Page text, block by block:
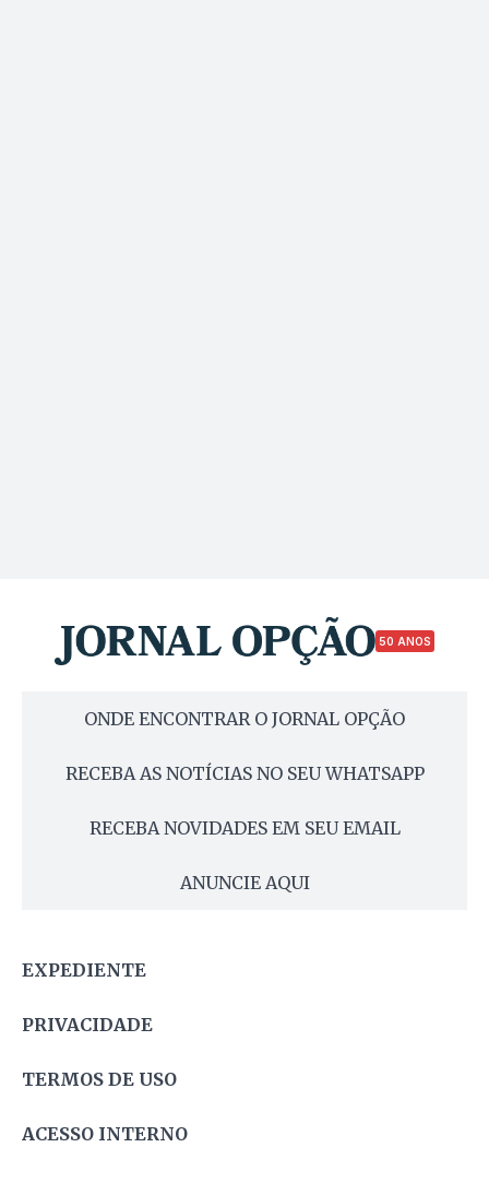
50 ANOS
ONDE ENCONTRAR O JORNAL OPÇÃO
RECEBA AS NOTÍCIAS NO SEU WHATSAPP
RECEBA NOVIDADES EM SEU EMAIL
ANUNCIE AQUI
EXPEDIENTE
PRIVACIDADE
TERMOS DE USO
ACESSO INTERNO